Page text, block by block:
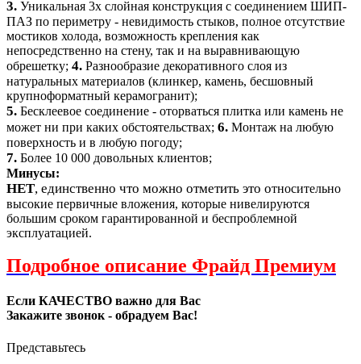
3. Уникальная 3х слойная конструкция с соединением ШИП-
ПАЗ по периметру - невидимость стыков, полное отсутствие
мостиков холода, возможность крепления как
непосредственно на стену, так и на выравнивающую
обрешетку; 4. Разнообразие декоративного слоя из
натуральных материалов (клинкер, камень, бесшовный
крупноформатный керамогранит);
5. Бесклеевое соединение - оторваться плитка или камень не
может ни при каких обстоятельствах; 6. Монтаж на любую
поверхность и в любую погоду;
7. Более 10 000 довольных клиентов;
Минусы:
НЕТ, единственно что можно отметить это относительно
высокие первичные вложения, которые нивелируются
большим сроком гарантированной и беспроблемной
эксплуатацией.
Подробное описание Фрайд Премиум
Если КАЧЕСТВО важно для Вас
Закажите звонок - обрадуем Вас!
Представьтесь